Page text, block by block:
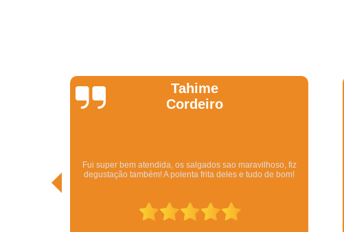
Kathy
vários tipos de salgados por um ótimo preço. Além da rapidez.
Em menos de meia hora eu tinha resolvido todo o problema de